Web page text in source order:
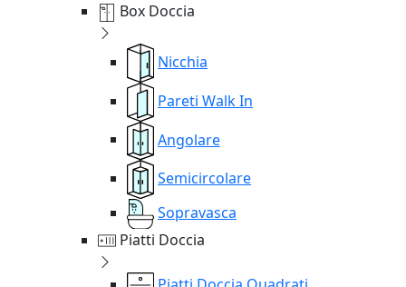
Box Doccia
Nicchia
Pareti Walk In
Angolare
Semicircolare
Sopravasca
Piatti Doccia